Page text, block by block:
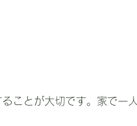
ることが大切です。家で一人